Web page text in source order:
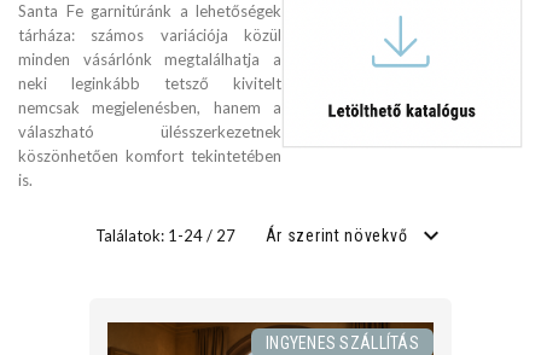
cm
MÉLYSÉG
cm
ÜLÉS MAGASSÁG
Santa Fe garnitúránk a lehetőségek
tárháza: számos variációja közül
minden vásárlónk megtalálhatja a
neki leginkább tetsző kivitelt
nemcsak megjelenésben, hanem a
válaszható ülésszerkezetnek
köszönhetően komfort tekintetében
is.
Találatok: 1-24 / 27 Ár szerint növekvő
INGYENES SZÁLLÍTÁS